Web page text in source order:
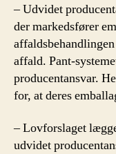
– Udvidet
der markedsfører
affald. Pant-
producentansvar.
for, at deres
– Lovforslaget
udvidet